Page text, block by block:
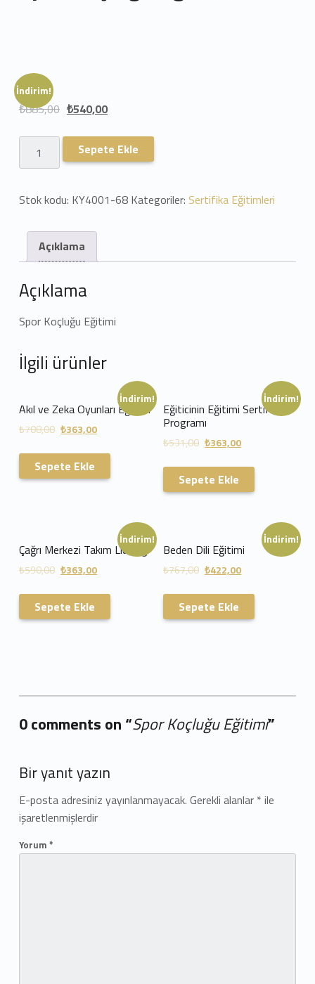
İndirim!
₺885,00 ₺540,00
Spor Koçluğu Eğitimi adet
Sepete Ekle
Stok kodu: KY4001-68 Kategoriler: Sertifika Eğitimleri
Açıklama
Açıklama
Spor Koçluğu Eğitimi
İlgili ürünler
İndirim!
Akıl ve Zeka Oyunları Eğitimi
₺708,00 ₺363,00
Sepete Ekle
İndirim!
Eğiticinin Eğitimi Sertifika
Programı
₺531,00 ₺363,00
Sepete Ekle
İndirim!
Çağrı Merkezi Takım Liderliği
₺590,00 ₺363,00
Sepete Ekle
İndirim!
Beden Dili Eğitimi
₺767,00 ₺422,00
Sepete Ekle
0 comments on “Spor Koçluğu Eğitimi”
Bir yanıt yazın
E-posta adresiniz yayınlanmayacak. Gerekli alanlar * ile
işaretlenmişlerdir
Yorum *